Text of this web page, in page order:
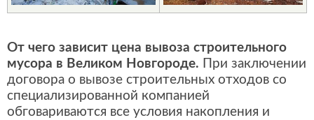
От чего зависит цена вывоза строительного
мусора в Великом Новгороде. При заключении
договора о вывозе строительных отходов со
специализированной компанией
обговариваются все условия накопления и